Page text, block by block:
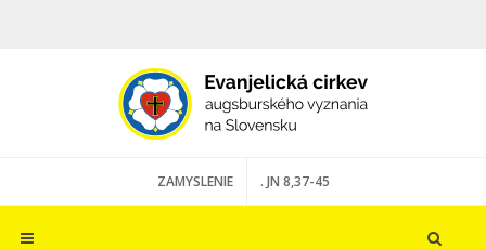
ZAMYSLENIE . JN 8,37-45